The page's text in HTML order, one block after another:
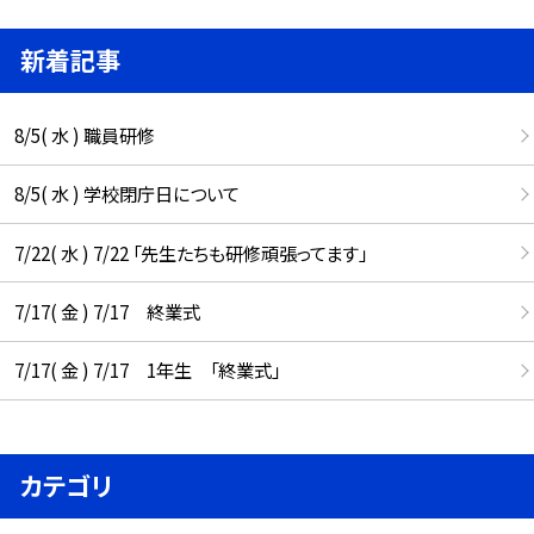
新着記事
8/5( 水 ) 職員研修
8/5( 水 ) 学校閉庁日について
7/22( 水 ) 7/22 「先生たちも研修頑張ってます」
7/17( 金 ) 7/17 終業式
7/17( 金 ) 7/17 1年生 「終業式」
カテゴリ